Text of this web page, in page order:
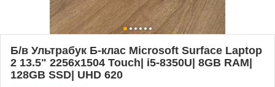
Б/в Ультрабук Б-клас Microsoft Surface Laptop
2 13.5" 2256x1504 Touch| i5-8350U| 8GB RAM|
128GB SSD| UHD 620